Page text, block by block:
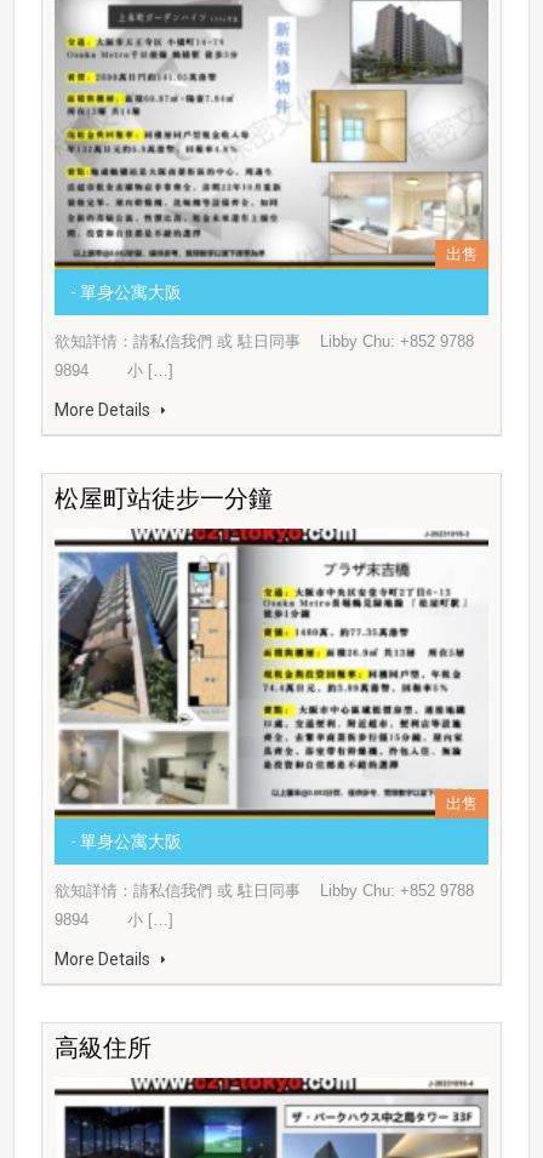
出售
- 單身公寓大阪
欲知詳情：請私信我們 或 駐日同事 Libby Chu: +852 9788
9894 小 […]
More Details
松屋町站徒步一分鐘
出售
- 單身公寓大阪
欲知詳情：請私信我們 或 駐日同事 Libby Chu: +852 9788
9894 小 […]
More Details
高級住所